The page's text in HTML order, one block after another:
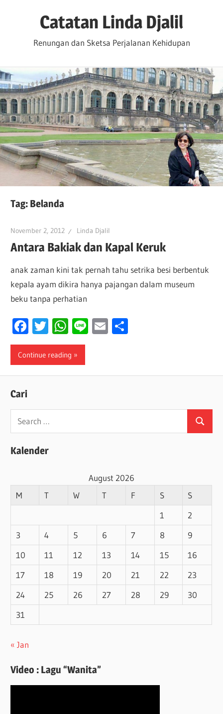
Catatan Linda Djalil
Renungan dan Sketsa Perjalanan Kehidupan
Tag: Belanda
November 2, 2012 Linda Djalil
Antara Bakiak dan Kapal Keruk
anak zaman kini tak pernah tahu setrika besi berbentuk
kepala ayam dikira hanya pajangan dalam museum
beku tanpa perhatian
Facebook
Twitter
WhatsApp
LineEmail
Continue reading
Cari
Search
for:
Search
Kalender
August 2026
M
T W T F S
S
1
2
3
4 5 6 7 8
9
10
11 12 13 14 15
16
17
18 19 20 21 22
23
24
25 26 27 28 29
30
31
« Jan
Video : Lagu “Wanita”